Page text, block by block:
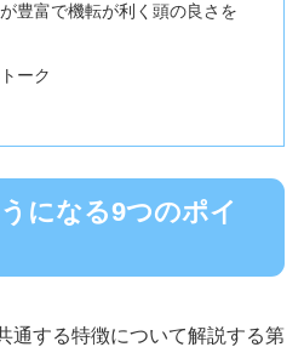
豊富で機転が利く頭の良さを
ーク
になる9つのポイ
通する特徴について解説する第